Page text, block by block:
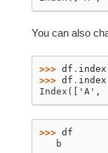
You can also
>>> df . index
>>> df . index
Index(['A',
>>> df
   b